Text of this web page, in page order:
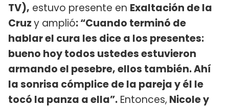
TV), estuvo presente en Exaltación de la
Cruzy amplió: “Cuando terminó de
hablar el cura les dice a los presentes:
bueno hoy todos ustedes estuvieron
armando el pesebre, ellos también. Ahí
la sonrisa cómplice de la pareja y él le
tocó la panza a ella”. Entonces, Nicole y